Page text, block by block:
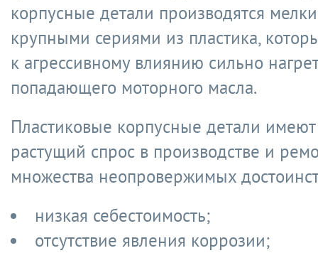
корпусные детали производятся
крупными сериями из пластика,
к агрессивному влиянию сильно
попадающего моторного масла.
Пластиковые корпусные детали
растущий спрос в производстве и
множества неопровержимых
низкая себестоимость;
отсутствие явления коррозии;